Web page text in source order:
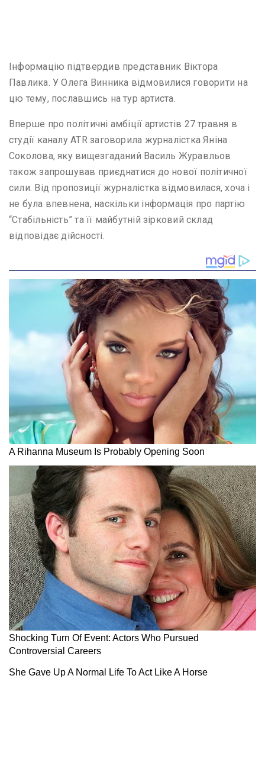
Інформацію підтвердив представник Віктора
Павлика. У Олега Винника відмовилися говорити на
цю тему, пославшись на тур артиста.
Вперше про політичні амбіції артистів 27 травня в
студії каналу ATR заговорила журналістка Яніна
Соколова, яку вищезгаданий Василь Журавльов
також запрошував приєднатися до нової політичної
сили. Від пропозиції журналістка відмовилася, хоча і
не була впевнена, наскільки інформація про партію
“Стабільність” та її майбутній зірковий склад
відповідає дійсності.